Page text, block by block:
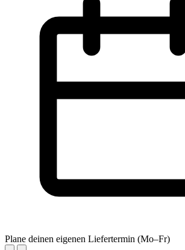
Plane deinen eigenen Liefertermin (Mo–Fr)